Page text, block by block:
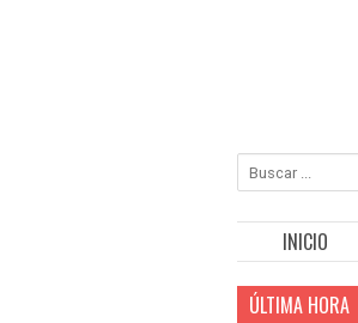
INICIO
ÚLTIMA HORA